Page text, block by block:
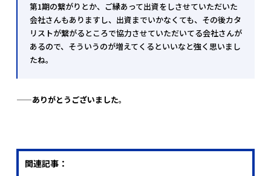
第1期の繋がりとか、ご縁あって出資をしさせていただいた
会社さんもありますし、出資までいかなくても、その後カタ
リストが繋がるところで協力させていただいてる会社さんが
あるので、そういうのが増えてくるといいなと強く思いまし
たね。
——ありがとうございました。
関連記事：